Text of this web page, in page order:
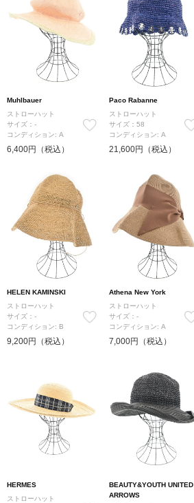
Muhlbauer
ストローハット
サイズ：-
コンディション: A
6,400円（税込）
Paco Rabanne
ストローハット
サイズ：58
コンディション: A
21,600円（税込）
HELEN KAMINSKI
ストローハット
サイズ：-
コンディション: B
9,200円（税込）
Athena New York
ストローハット
サイズ：-
コンディション: A
7,000円（税込）
HERMES
ストローハット
BEAUTY&YOUTH UNITED
ARROWS